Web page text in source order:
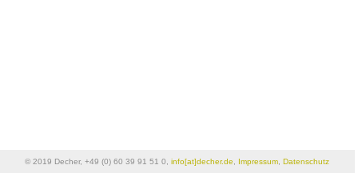
© 2019 Decher, +49 (0) 60 39 91 51 0,info[at]decher.de Impressum ,Datenschutz